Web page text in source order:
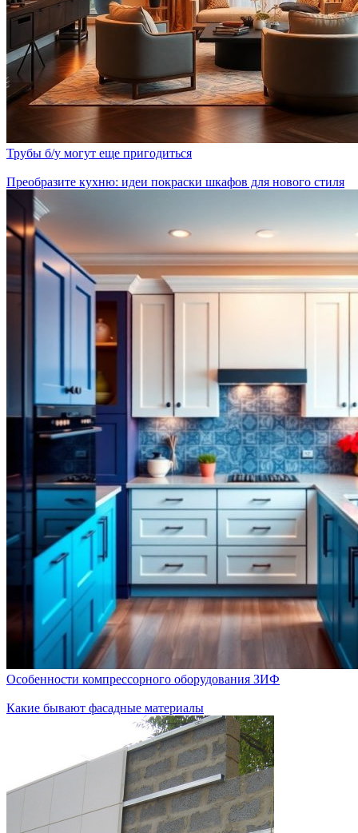
Трубы б/у могут еще пригодиться
Преобразите кухню: идеи покраски шкафов для нового стиля
Особенности компрессорного оборудования ЗИФ
Какие бывают фасадные материалы